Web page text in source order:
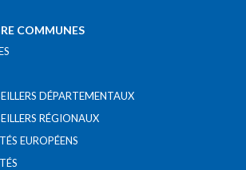
COMMUNES
DÉPARTEMENTAUX
RÉGIONAUX
EUROPÉENS